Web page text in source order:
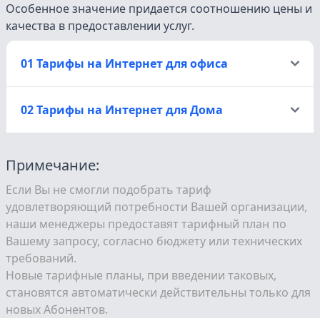
Особенное значение придается соотношению цены и
качества в предоставлении услуг.
01 Тарифы на Интернет для офиса
02 Тарифы на Интернет для Дома
Примечание:
Если Вы не смогли подобрать тариф
удовлетворяющий потребности Вашей организации,
наши менеджеры предоставят тарифный план по
Вашему запросу, согласно бюджету или технических
требований.
Новые тарифные планы, при введении таковых,
становятся автоматически действительны только для
новых Абонентов.